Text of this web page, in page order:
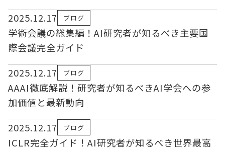
2025.12.17
ブログ
学術会議の総集編！AI研究者が知るべき主要国
際会議完全ガイド
2025.12.17
ブログ
AAAI徹底解説！研究者が知るべきAI学会への参
加価値と最新動向
2025.12.17
ブログ
ICLR完全ガイド！AI研究者が知るべき世界最高